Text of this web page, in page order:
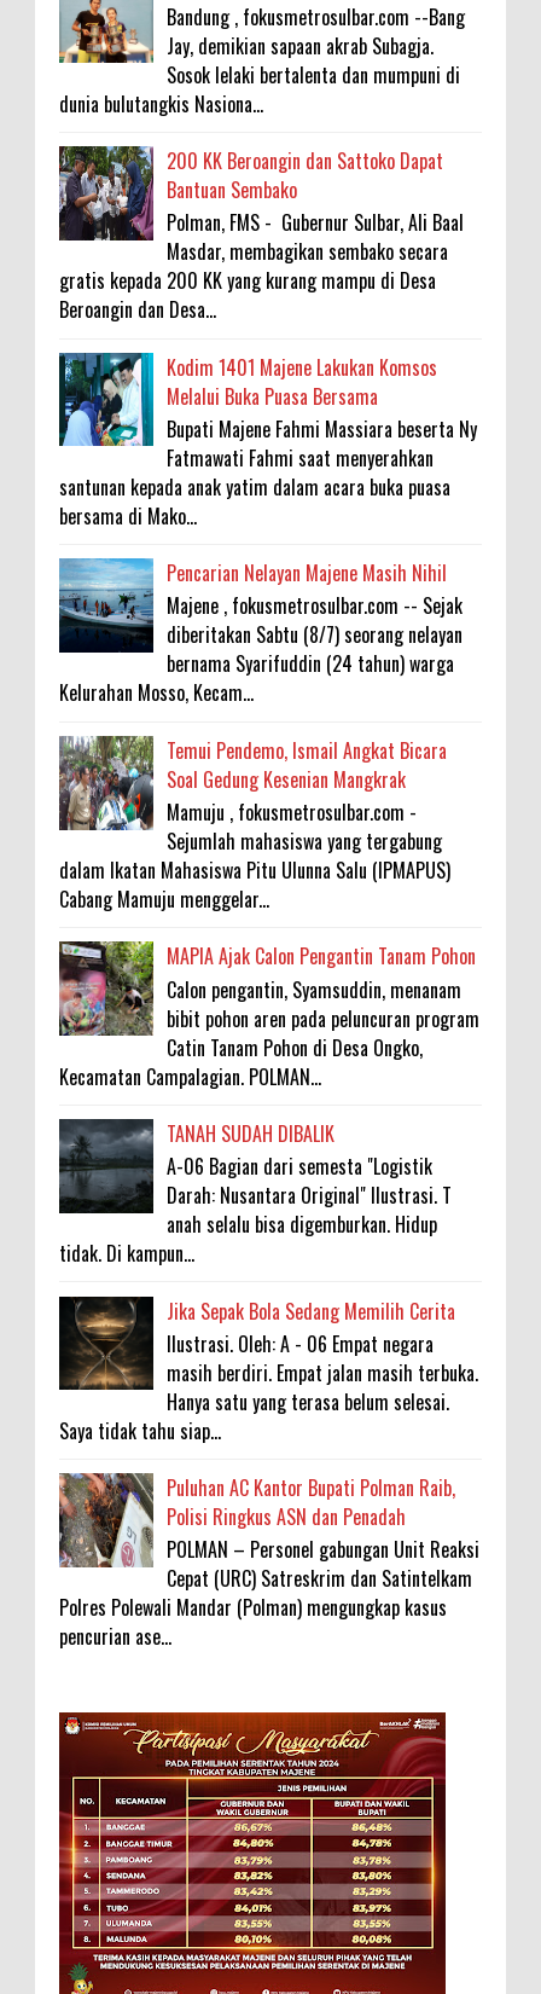
Bandung , fokusmetrosulbar.com --Bang
Jay, demikian sapaan akrab Subagja.
Sosok lelaki bertalenta dan mumpuni di
dunia bulutangkis Nasiona...
200 KK Beroangin dan Sattoko Dapat
Bantuan Sembako
Polman, FMS - Gubernur Sulbar, Ali Baal
Masdar, membagikan sembako secara
gratis kepada 200 KK yang kurang mampu di Desa
Beroangin dan Desa...
Kodim 1401 Majene Lakukan Komsos
Melalui Buka Puasa Bersama
Bupati Majene Fahmi Massiara beserta Ny
Fatmawati Fahmi saat menyerahkan
santunan kepada anak yatim dalam acara buka puasa
bersama di Mako...
Pencarian Nelayan Majene Masih Nihil
Majene , fokusmetrosulbar.com -- Sejak
diberitakan Sabtu (8/7) seorang nelayan
bernama Syarifuddin (24 tahun) warga
Kelurahan Mosso, Kecam...
Temui Pendemo, Ismail Angkat Bicara
Soal Gedung Kesenian Mangkrak
Mamuju , fokusmetrosulbar.com -
Sejumlah mahasiswa yang tergabung
dalam Ikatan Mahasiswa Pitu Ulunna Salu (IPMAPUS)
Cabang Mamuju menggelar...
MAPIA Ajak Calon Pengantin Tanam Pohon
Calon pengantin, Syamsuddin, menanam
bibit pohon aren pada peluncuran program
Catin Tanam Pohon di Desa Ongko,
Kecamatan Campalagian. POLMAN...
TANAH SUDAH DIBALIK
A-06 Bagian dari semesta "Logistik
Darah: Nusantara Original" Ilustrasi. T
anah selalu bisa digemburkan. Hidup
tidak. Di kampun...
Jika Sepak Bola Sedang Memilih Cerita
Ilustrasi. Oleh: A - 06 Empat negara
masih berdiri. Empat jalan masih terbuka.
Hanya satu yang terasa belum selesai.
Saya tidak tahu siap...
Puluhan AC Kantor Bupati Polman Raib,
Polisi Ringkus ASN dan Penadah
POLMAN – Personel gabungan Unit Reaksi
Cepat (URC) Satreskrim dan Satintelkam
Polres Polewali Mandar (Polman) mengungkap kasus
pencurian ase...